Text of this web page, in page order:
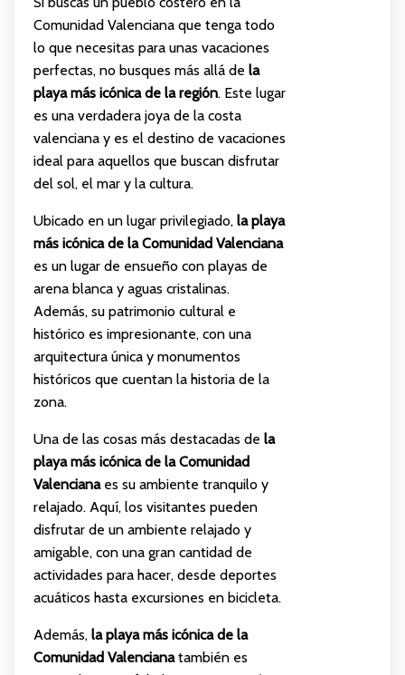
Comunidad Valenciana que tenga todo
lo que necesitas para unas vacaciones
perfectas, no busques más allá de la
playa más icónica de la región. Este lugar
es una verdadera joya de la costa
valenciana y es el destino de vacaciones
ideal para aquellos que buscan disfrutar
del sol, el mar y la cultura.
Ubicado en un lugar privilegiado, la playa
más icónica de la Comunidad Valenciana
es un lugar de ensueño con playas de
arena blanca y aguas cristalinas.
Además, su patrimonio cultural e
histórico es impresionante, con una
arquitectura única y monumentos
históricos que cuentan la historia de la
zona.
Una de las cosas más destacadas de la
playa más icónica de la Comunidad
Valencianaes su ambiente tranquilo y
relajado. Aquí, los visitantes pueden
disfrutar de un ambiente relajado y
amigable, con una gran cantidad de
actividades para hacer, desde deportes
acuáticos hasta excursiones en bicicleta.
Además, la playa más icónica de la
Comunidad Valencianatambién es